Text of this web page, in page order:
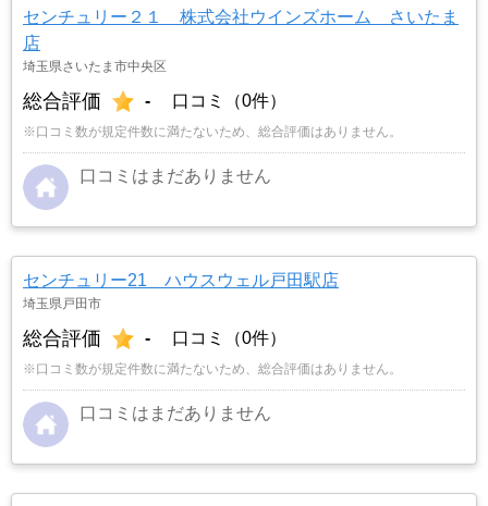
センチュリー２１ 株式会社ウインズホーム さいたま
店
埼玉県さいたま市中央区
総合評価 - 口コミ（0件）
※口コミ数が規定件数に満たないため、総合評価はありません。
口コミはまだありません
センチュリー21 ハウスウェル戸田駅店
埼玉県戸田市
総合評価 - 口コミ（0件）
※口コミ数が規定件数に満たないため、総合評価はありません。
口コミはまだありません